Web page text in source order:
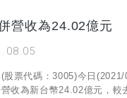
營收為24.02億元
股票代碼：3005)今日
收為新台幣24.02億元，較